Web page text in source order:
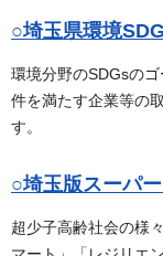
○埼玉県環境
環境分野のSDGsの
件を満たす企業等の
す。
○埼玉版スーパ
超少子高齢社会の様